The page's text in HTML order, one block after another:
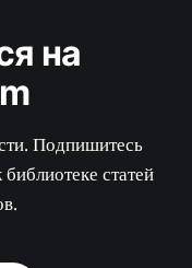
на
Подпишитесь
статей